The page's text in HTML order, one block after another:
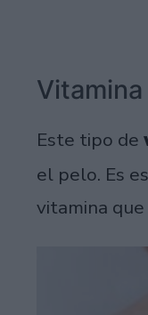
Vitamina
Este tipo de
el pelo. Es
vitamina